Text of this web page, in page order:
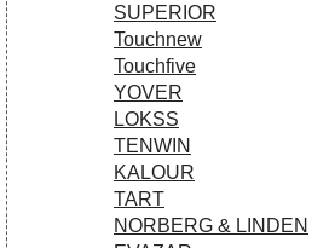
SUPERIOR
Touchnew
Touchfive
YOVER
LOKSS
TENWIN
KALOUR
TART
NORBERG & LINDEN